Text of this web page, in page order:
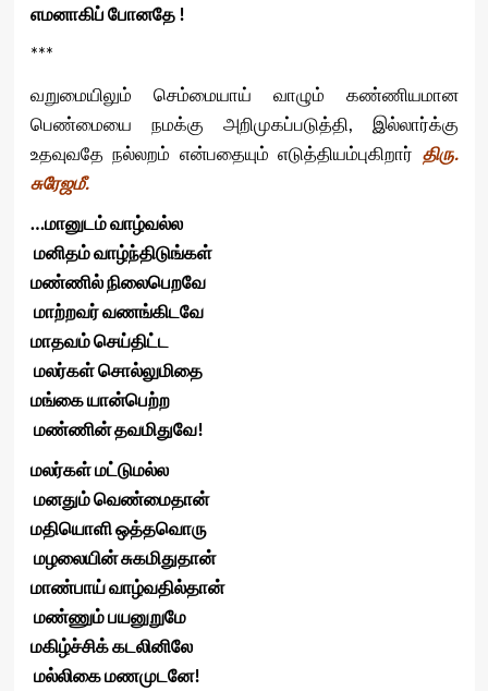
எமனாகிப் போனதே !
***
வறுமையிலும் செம்மையாய் வாழும் கண்ணியமான
பெண்மையை நமக்கு அறிமுகப்படுத்தி, இல்லார்க்கு
உதவுவதே நல்லறம் என்பதையும் எடுத்தியம்புகிறார் திரு.
சுரேஜமீ.
…மானுடம் வாழ்வல்ல
மனிதம் வாழ்ந்திடுங்கள்
மண்ணில் நிலைபெறவே
மாற்றவர் வணங்கிடவே
மாதவம் செய்திட்ட
மலர்கள் சொல்லுமிதை
மங்கை யான்பெற்ற
மண்ணின் தவமிதுவே!
மலர்கள் மட்டுமல்ல
மனதும் வெண்மைதான்
மதியொளி ஒத்தவொரு
மழலையின் சுகமிதுதான்
மாண்பாய் வாழ்வதில்தான்
மண்ணும் பயனுறுமே
மகிழ்ச்சிக் கடலினிலே
மல்லிகை மணமுடனே!